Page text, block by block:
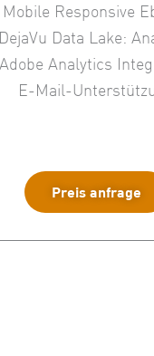
Mobile Responsive
DejaVu Data Lake:
Adobe Analytics
E-Mail-
Preis anfrage